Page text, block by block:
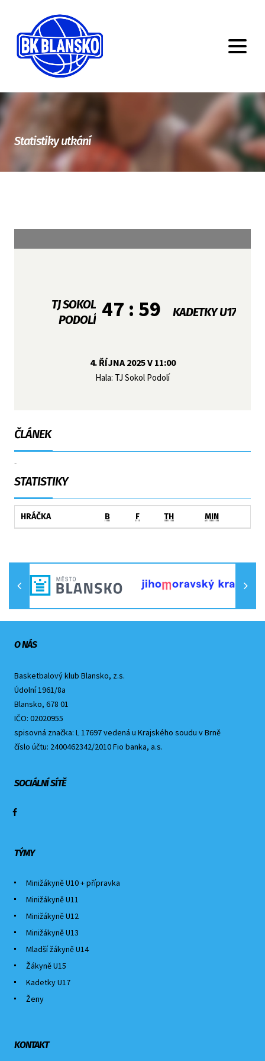
Statistiky utkání
TJ SOKOL
PODOLÍ 47 : 59 KADETKY U17
4. ŘÍJNA 2025 V 11:00
Hala: TJ Sokol Podolí
ČLÁNEK
-
STATISTIKY
HRÁČKA B F TH MIN
O NÁS
Basketbalový klub Blansko, z.s.
Údolní 1961/8a
Blansko, 678 01
IČO: 02020955
spisovná značka: L 17697 vedená u Krajského soudu v Brně
číslo účtu: 2400462342/2010 Fio banka, a.s.
SOCIÁLNÍ SÍTĚ
TÝMY
Minižákyně U10 + přípravka
Minižákyně U11
Minižákyně U12
Minižákyně U13
Mladší žákyně U14
Žákyně U15
Kadetky U17
Ženy
KONTAKT